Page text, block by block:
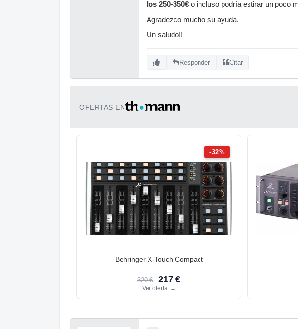
los 250-350€ o incluso podría estirar un poco
Agradezco mucho su ayuda.
Un saludo!!
Responder Citar
OFERTAS EN
-32%
Behringer X-Touch Compact
320 € 217 €
Ver oferta →